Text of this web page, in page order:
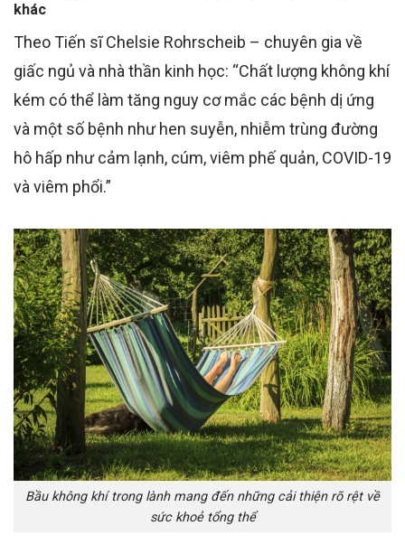
khác
Theo Tiến sĩ Chelsie Rohrscheib – chuyên gia về
giấc ngủ và nhà thần kinh học: “Chất lượng không khí
kém có thể làm tăng nguy cơ mắc các bệnh dị ứng
và một số bệnh như hen suyễn, nhiễm trùng đường
hô hấp như cảm lạnh, cúm, viêm phế quản, COVID-19
và viêm phổi.”
Bầu không khí trong lành mang đến những cải thiện rõ rệt về
sức khoẻ tổng thể